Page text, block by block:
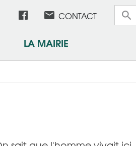
Réseaux
sociaux
CONTACT
LA MAIRIE